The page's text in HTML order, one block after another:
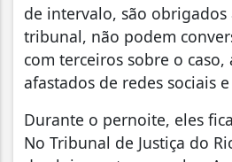
de intervalo, são obrigados
tribunal, não podem
com terceiros sobre o caso,
afastados de redes sociais
Durante o pernoite, eles
No Tribunal de Justiça do